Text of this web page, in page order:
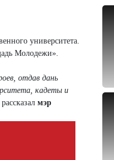
университета.
Молодежи».
отдав дань
кадеты и
мэр